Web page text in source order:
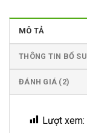
MÔ TẢ
THÔNG TIN BỔ
ĐÁNH GIÁ (2)
Lượt xem: